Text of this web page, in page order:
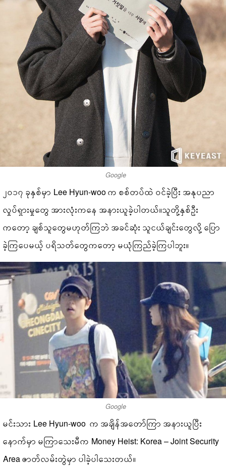
Google
၂၀၁၇ ခုနှစ်မှာ Lee Hyun-woo က စစ်တပ်ထဲ ဝင်ခဲ့ပြီး အနုပညာ
လှုပ်ရှားမှုတွေ အားလုံးကနေ အနားယူခဲ့ပါတယ်။သူတို့နှစ်ဦး
ကတော့ ချစ်သူတွေမဟုတ်ကြဘဲ အခင်ဆုံး သူငယ်ချင်းတွေလို့ ပြော
ခဲ့ကြပေမယ့် ပရိသတ်တွေကတော့ မယုံကြည်ခဲ့ကြပါဘူး။
Google
မင်းသား Lee Hyun-woo က အချိန်အတော်ကြာ အနားယူပြီး
နောက်မှာ မကြာသေးမီက Money Heist: Korea – Joint Security
Area ဇာတ်လမ်းတွဲမှာ ပါခဲ့ပါသေးတယ်။